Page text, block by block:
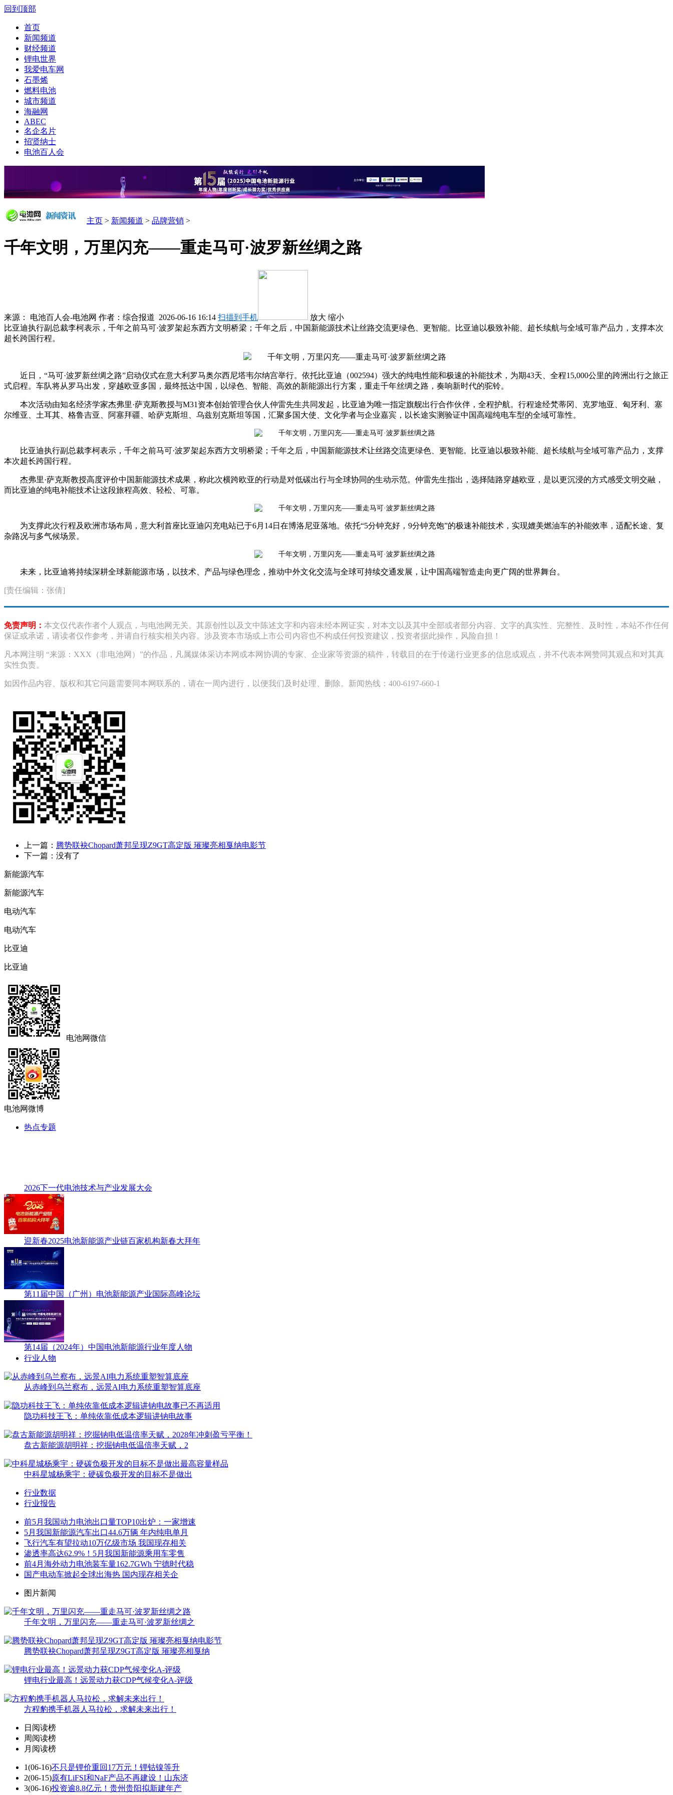
回到顶部
首页
新闻频道
财经频道
锂电世界
我爱电车网
石墨烯
燃料电池
城市频道
海融网
ABEC
名企名片
招贤纳士
电池百人会
主页 > 新闻频道 > 品牌营销 >
千年文明，万里闪充——重走马可·波罗新丝绸之路
来源： 电池百人会-电池网 作者： 综合报道 2026-06-16 16:14 扫描到手机 放大 缩小
比亚迪执行副总裁李柯表示，千年之前马可·波罗架起东西方文明桥梁；千年之后，中国新能源技术让丝路交流更绿色、更智能。比亚迪以极致补能、超长续航与全域可靠产品力，支撑本次
超长跨国行程。
近日，“马可·波罗新丝绸之路”启动仪式在意大利罗马奥尔西尼塔韦尔纳宫举行。依托比亚迪（002594）强大的纯电性能和极速的补能技术，为期43天、全程15,000公里的跨洲出行之旅正
式启程。车队将从罗马出发，穿越欧亚多国，最终抵达中国，以绿色、智能、高效的新能源出行方案，重走千年丝绸之路，奏响新时代的驼铃。
本次活动由知名经济学家杰弗里·萨克斯教授与M31资本创始管理合伙人仲雷先生共同发起，比亚迪为唯一指定旗舰出行合作伙伴，全程护航。行程途经梵蒂冈、克罗地亚、匈牙利、塞
尔维亚、土耳其、格鲁吉亚、阿塞拜疆、哈萨克斯坦、乌兹别克斯坦等国，汇聚多国大使、文化学者与企业嘉宾，以长途实测验证中国高端纯电车型的全域可靠性。
比亚迪执行副总裁李柯表示，千年之前马可·波罗架起东西方文明桥梁；千年之后，中国新能源技术让丝路交流更绿色、更智能。比亚迪以极致补能、超长续航与全域可靠产品力，支撑
本次超长跨国行程。
杰弗里·萨克斯教授高度评价中国新能源技术成果，称此次横跨欧亚的行动是对低碳出行与全球协同的生动示范。仲雷先生指出，选择陆路穿越欧亚，是以更沉浸的方式感受文明交融，
而比亚迪的纯电补能技术让这段旅程高效、轻松、可靠。
为支撑此次行程及欧洲市场布局，意大利首座比亚迪闪充电站已于6月14日在博洛尼亚落地。依托“5分钟充好，9分钟充饱”的极速补能技术，实现媲美燃油车的补能效率，适配长途、复
杂路况与多气候场景。
未来，比亚迪将持续深耕全球新能源市场，以技术、产品与绿色理念，推动中外文化交流与全球可持续交通发展，让中国高端智造走向更广阔的世界舞台。
[责任编辑：张倩]
免责声明： 本文仅代表作者个人观点，与电池网无关。其原创性以及文中陈述文字和内容未经本网证实，对本文以及其中全部或者部分内容、文字的真实性、完整性、及时性，本站不作任何
保证或承诺，请读者仅作参考，并请自行核实相关内容。涉及资本市场或上市公司内容也不构成任何投资建议，投资者据此操作，风险自担！
凡本网注明 “来源：XXX（非电池网）”的作品，凡属媒体采访本网或本网协调的专家、企业家等资源的稿件，转载目的在于传递行业更多的信息或观点，并不代表本网赞同其观点和对其真
实性负责。
如因作品内容、版权和其它问题需要同本网联系的，请在一周内进行，以便我们及时处理、删除。新闻热线：400-6197-660-1
上一篇： 腾势联袂Chopard萧邦呈现Z9GT高定版 璀璨亮相戛纳电影节
下一篇：没有了
新能源汽车
新能源汽车
电动汽车
电动汽车
比亚迪
比亚迪
电池网微信
电池网微博
热点专题
2026下一代电池技术与产业发展大会
迎新春2025电池新能源产业链百家机构新春大拜年
第11届中国（广州）电池新能源产业国际高峰论坛
第14届（2024年）中国电池新能源行业年度人物
行业人物
从赤峰到乌兰察布，远景AI电力系统重塑智算底座
隐功科技王飞：单纯依靠低成本逻辑讲钠电故事
盘古新能源胡明祥：挖掘钠电低温倍率天赋，2
中科星城杨乘宇：硬碳负极开发的目标不是做出
行业数据
行业报告
前5月我国动力电池出口量TOP10出炉：一家增速
5月我国新能源汽车出口44.6万辆 年内纯电单月
飞行汽车有望拉动10万亿级市场 我国现存相关
渗透率高达62.9%！5月我国新能源乘用车零售
前4月海外动力电池装车量162.7GWh 宁德时代稳
国产电动车掀起全球出海热 国内现存相关企
图片新闻
千年文明，万里闪充——重走马可·波罗新丝绸之
腾势联袂Chopard萧邦呈现Z9GT高定版 璀璨亮相戛纳
锂电行业最高！远景动力获CDP气候变化A-评级
方程豹携手机器人马拉松，求解未来出行！
日阅读榜
周阅读榜
月阅读榜
1(06-16)不只是锂价重回17万元！锂钴镍等升
2(06-15)原有LiFSI和NaF产品不再建设！山东济
3(06-16)投资逾8.8亿元！贵州贵阳拟新建年产